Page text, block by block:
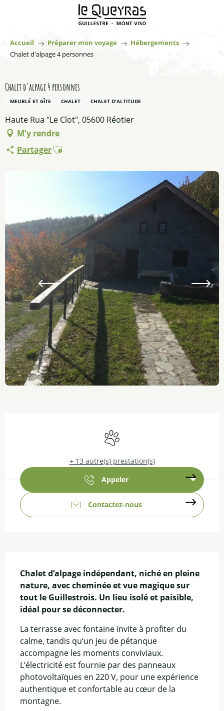
principal
Accueil Préparer mon voyage
Hébergements
Chalet d'alpage 4 personnes
Chalet d'alpage 4 personnes
MEUBLÉ ET GÎTE CHALET CHALET D'ALTITUDE
Haute Rua "Le Clot", 05600 Réotier
M'y rendre
PartagerAjouter aux favoris
Animaux acceptés
+ 13 autre(s) prestation(s)
Appeler
Contactez-nous
Chalet d’alpage indépendant, niché en pleine
nature, avec cheminée et vue magique sur
tout le Guillestrois. Un lieu isolé et paisible,
idéal pour se déconnecter.
La terrasse avec fontaine invite à profiter du
calme, tandis qu’un jeu de pétanque
accompagne les moments conviviaux.
L’électricité est fournie par des panneaux
photovoltaïques en 220 V, pour une expérience
authentique et confortable au cœur de la
montagne.